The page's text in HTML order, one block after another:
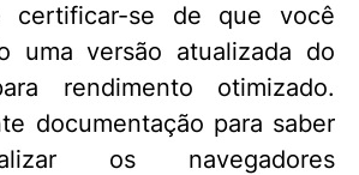
certificar-se de que você
uma versão atualizada do
rendimento otimizado.
documentação para saber
os navegadores